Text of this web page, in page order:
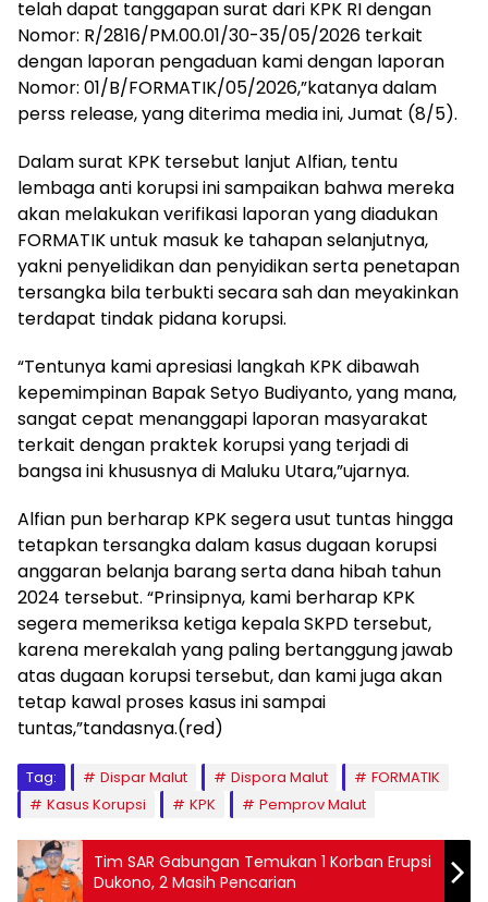
telah dapat tanggapan surat dari KPK RI dengan
Nomor: R/2816/PM.00.01/30-35/05/2026 terkait
dengan laporan pengaduan kami dengan laporan
Nomor: 01/B/FORMATIK/05/2026,”katanya dalam
perss release, yang diterima media ini, Jumat (8/5).
Dalam surat KPK tersebut lanjut Alfian, tentu
lembaga anti korupsi ini sampaikan bahwa mereka
akan melakukan verifikasi laporan yang diadukan
FORMATIK untuk masuk ke tahapan selanjutnya,
yakni penyelidikan dan penyidikan serta penetapan
tersangka bila terbukti secara sah dan meyakinkan
terdapat tindak pidana korupsi.
“Tentunya kami apresiasi langkah KPK dibawah
kepemimpinan Bapak Setyo Budiyanto, yang mana,
sangat cepat menanggapi laporan masyarakat
terkait dengan praktek korupsi yang terjadi di
bangsa ini khususnya di Maluku Utara,”ujarnya.
Alfian pun berharap KPK segera usut tuntas hingga
tetapkan tersangka dalam kasus dugaan korupsi
anggaran belanja barang serta dana hibah tahun
2024 tersebut. “Prinsipnya, kami berharap KPK
segera memeriksa ketiga kepala SKPD tersebut,
karena merekalah yang paling bertanggung jawab
atas dugaan korupsi tersebut, dan kami juga akan
tetap kawal proses kasus ini sampai
tuntas,”tandasnya.(red)
Tag: Dispar Malut Dispora Malut
FORMATIK
Kasus Korupsi
KPK Pemprov Malut
Tim SAR Gabungan Temukan 1 Korban Erupsi
Dukono, 2 Masih Pencarian